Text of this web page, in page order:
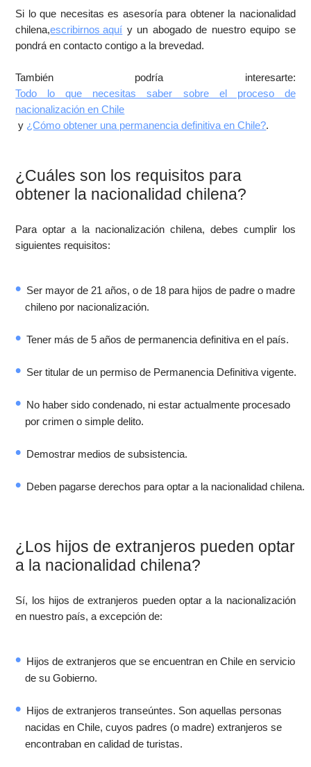
Si lo que necesitas es asesoría para obtener la nacionalidad
chilena,escribirnos aquí y un abogado de nuestro equipo se
pondrá en contacto contigo a la brevedad.
También podría interesarte:
Todo lo que necesitas saber sobre el proceso de
nacionalización en Chile
y ¿Cómo obtener una permanencia definitiva en Chile?.
¿Cuáles son los requisitos para
obtener la nacionalidad chilena?
Para optar a la nacionalización chilena, debes cumplir los
siguientes requisitos:
Ser mayor de 21 años, o de 18 para hijos de padre o madre
chileno por nacionalización.
Tener más de 5 años de permanencia definitiva en el país.
Ser titular de un permiso de Permanencia Definitiva vigente.
No haber sido condenado, ni estar actualmente procesado
por crimen o simple delito.
Demostrar medios de subsistencia.
Deben pagarse derechos para optar a la nacionalidad chilena.
¿Los hijos de extranjeros pueden optar
a la nacionalidad chilena?
Sí, los hijos de extranjeros pueden optar a la nacionalización
en nuestro país, a excepción de:
Hijos de extranjeros que se encuentran en Chile en servicio
de su Gobierno.
Hijos de extranjeros transeúntes. Son aquellas personas
nacidas en Chile, cuyos padres (o madre) extranjeros se
encontraban en calidad de turistas.